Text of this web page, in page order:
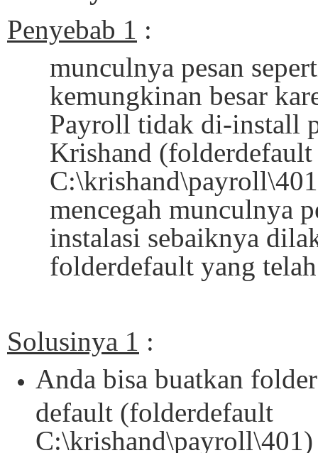
Penyebab 1 :
munculnya pesan
kemungkinan besar
Payroll tidak di-install
Krishand (folderdefault
mencegah munculnya
instalasi sebaiknya
folderdefault yang
Solusinya 1 :
Anda bisa buatkan
default (folderdefault